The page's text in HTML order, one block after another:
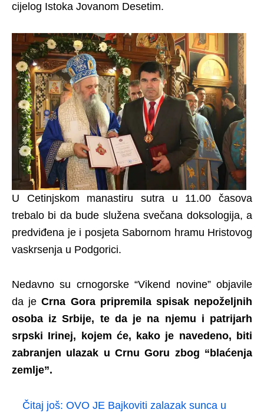
cijelog Istoka Jovanom Desetim.
U Cetinjskom manastiru sutra u 11.00 časova
trebalo bi da bude služena svečana doksologija, a
predviđena je i posjeta Sabornom hramu Hristovog
vaskrsenja u Podgorici.
Nedavno su crnogorske “Vikend novine” objavile
da jeCrna Gora pripremila spisak nepoželjnih
osoba iz Srbije, te da je na njemu i patrijarh
srpski Irinej, kojem će, kako je navedeno, biti
zabranjen ulazak u Crnu Goru zbog “blaćenja
zemlje”.
Čitaj još: OVO JE Bajkoviti zalazak sunca u